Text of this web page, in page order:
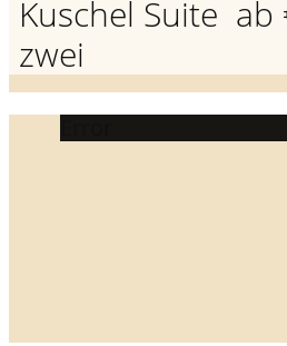
Kuschel Suite
zwei